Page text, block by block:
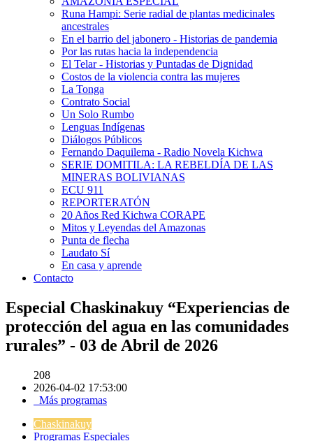
Runa Hampi: Serie radial de plantas medicinales
ancestrales
En el barrio del jabonero - Historias de pandemia
Por las rutas hacia la independencia
El Telar - Historias y Puntadas de Dignidad
Costos de la violencia contra las mujeres
La Tonga
Contrato Social
Un Solo Rumbo
Lenguas Indígenas
Diálogos Públicos
Fernando Daquilema - Radio Novela Kichwa
SERIE DOMITILA: LA REBELDÍA DE LAS
MINERAS BOLIVIANAS
ECU 911
REPORTERATÓN
20 Años Red Kichwa CORAPE
Mitos y Leyendas del Amazonas
Punta de flecha
Laudato Sí
En casa y aprende
Contacto
Especial Chaskinakuy “Experiencias de
protección del agua en las comunidades
rurales” - 03 de Abril de 2026
208
2026-04-02 17:53:00
Más programas
Chaskinakuy
Programas Especiales